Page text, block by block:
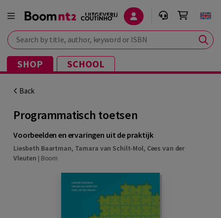
Search by title, author, keyword or ISBN
SHOP SCHOOL
Back
Programmatisch toetsen
Voorbeelden en ervaringen uit de praktijk
Liesbeth Baartman, Tamara van Schilt-Mol, Cees van der
Vleuten | Boom